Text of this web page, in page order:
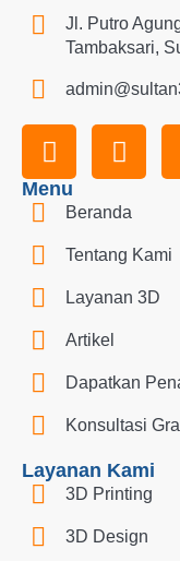
Jl. Putro
Tambaksari,
Menu
Beranda
Tentang Kami
Layanan 3D
Artikel
Dapatkan
Konsultasi
Layanan Kami
3D Printing
3D Design